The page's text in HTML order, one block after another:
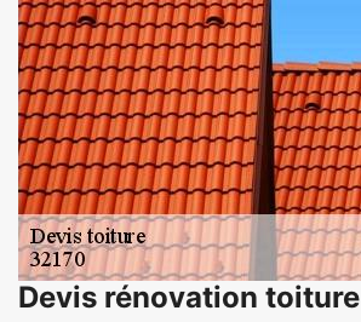
Devis rénovation toiture